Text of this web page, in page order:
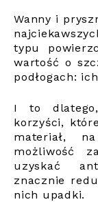
Wanny i
typu
wartość o
podłogach:
I to
korzyści,
materiał,
możliwość
uzyskać
znacznie
nich upadki.